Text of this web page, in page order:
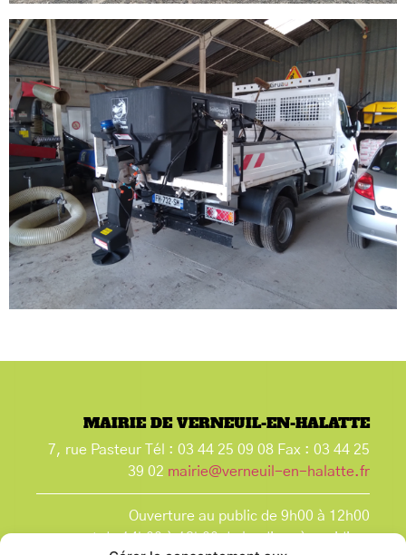
MAIRIE DE VERNEUIL-EN-HALATTE
7, rue Pasteur Tél : 03 44 25 09 08 Fax : 03 44 25
39 02 mairie@verneuil-en-halatte.fr
Ouverture au public de 9h00 à 12h00
et de 14h00 à 18h00 du lundi après-midi au